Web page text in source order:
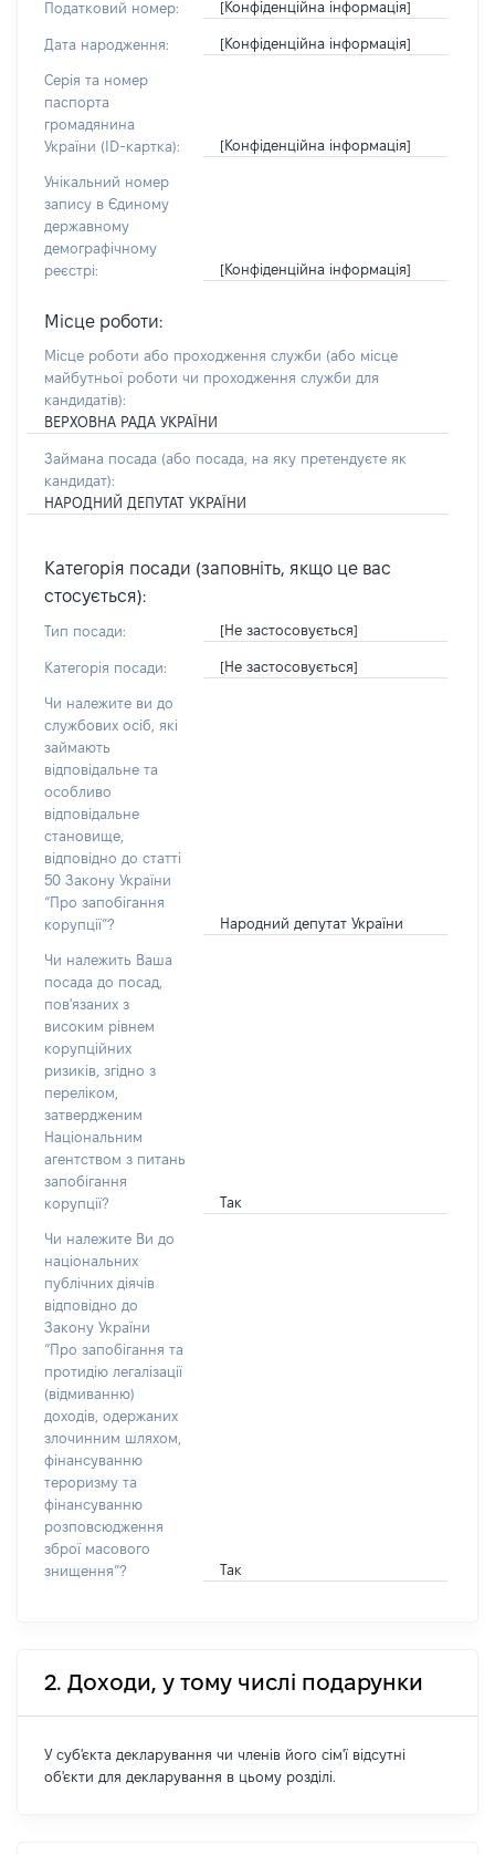
Податковий номер: [Конфіденційна інформація]
Дата народження: [Конфіденційна інформація]
Серія та номер
паспорта
громадянина
України (ID-картка):
[Конфіденційна інформація]
Унікальний номер
запису в Єдиному
державному
демографічному
реєстрі:
[Конфіденційна інформація]
Місце роботи:
Місце роботи або проходження служби (або місце
майбутньої роботи чи проходження служби для
кандидатів):
ВЕРХОВНА РАДА УКРАЇНИ
Займана посада (або посада, на яку претендуєте як
кандидат):
НАРОДНИЙ ДЕПУТАТ УКРАЇНИ
Категорія посади (заповніть, якщо це вас
стосується):
Тип посади: [Не застосовується]
Категорія посади: [Не застосовується]
Чи належите ви до
службових осіб, які
займають
відповідальне та
особливо
відповідальне
становище,
відповідно до статті
50 Закону України
“Про запобігання
корупції”?
Народний депутат України
Чи належить Ваша
посада до посад,
пов'язаних з
високим рівнем
корупційних
ризиків, згідно з
переліком,
затвердженим
Національним
агентством з питань
запобігання
корупції?
Так
Чи належите Ви до
національних
публічних діячів
відповідно до
Закону України
“Про запобігання та
протидію легалізації
(відмиванню)
доходів, одержаних
злочинним шляхом,
фінансуванню
тероризму та
фінансуванню
розповсюдження
зброї масового
знищення”?
Так
2. Доходи, у тому числі подарунки
У суб'єкта декларування чи членів його сім'ї відсутні
об'єкти для декларування в цьому розділі.